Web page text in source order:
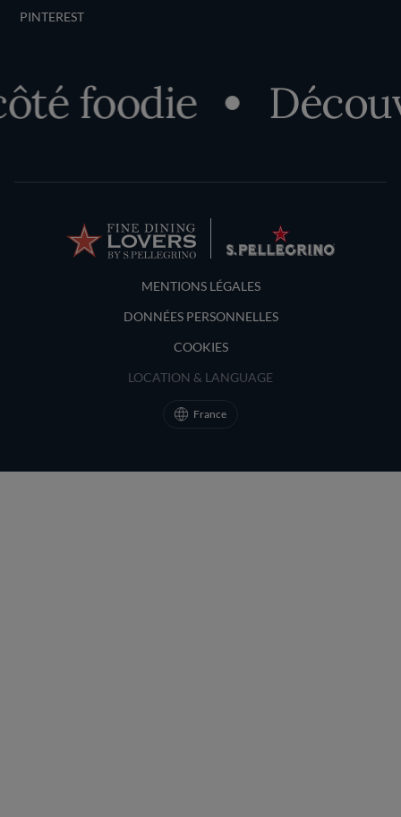
PINTEREST
foodie
Terms and Conditions
MENTIONS LÉGALES
DONNÉES PERSONNELLES
COOKIES
LOCATION & LANGUAGE
France